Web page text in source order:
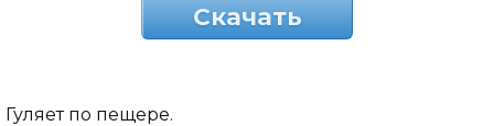
Скачать
Гуляет по пещере.